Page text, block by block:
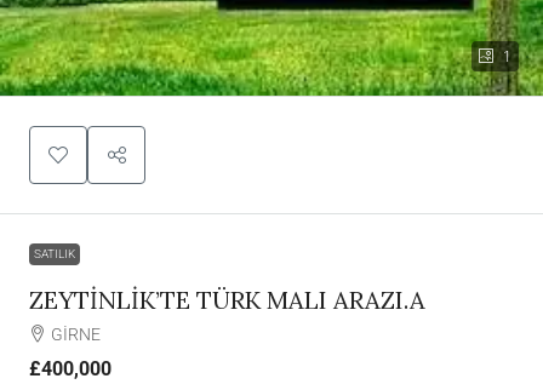
1
SATILIK
ZEYTİNLİK’TE TÜRK MALI ARAZI.A
GİRNE
£400,000